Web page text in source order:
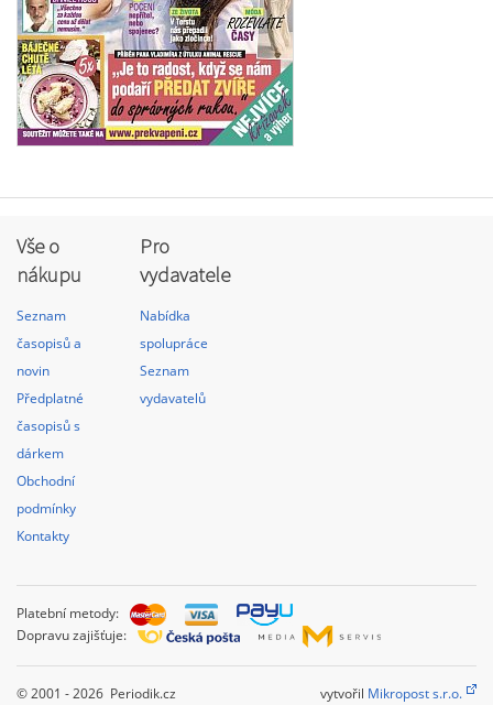
Vše o
nákupu
Seznam
časopisů a
novin
Předplatné
časopisů s
dárkem
Obchodní
podmínky
Kontakty
Pro
vydavatele
Nabídka
spolupráce
Seznam
vydavatelů
Platební metody:
Dopravu zajišťuje:
© 2001 - 2026 Periodik.cz vytvořil Mikropost s.r.o.